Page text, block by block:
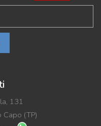
131
(TP)